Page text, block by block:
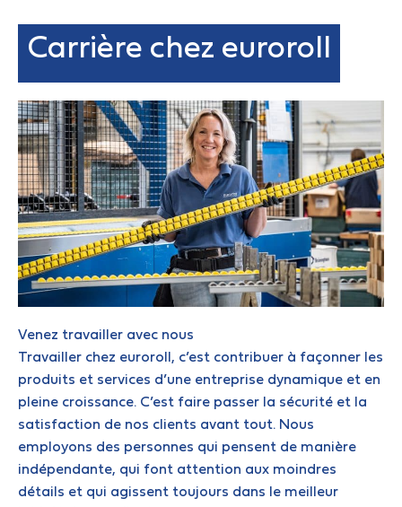
Carrière chez euroroll
Venez travailler avec nous
Travailler chez euroroll, c’est contribuer à façonner les
produits et services d’une entreprise dynamique et en
pleine croissance. C’est faire passer la sécurité et la
satisfaction de nos clients avant tout. Nous
employons des personnes qui pensent de manière
indépendante, qui font attention aux moindres
détails et qui agissent toujours dans le meilleur